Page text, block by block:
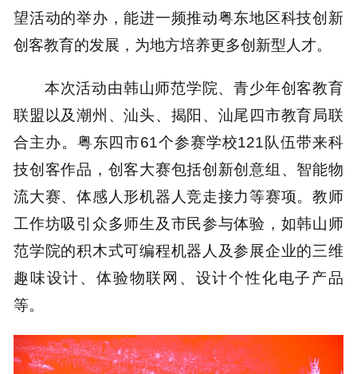
望活动的举办，能进一频推动粤东地区科技创新
创客教育的发展，为地方培养更多创新型人才。
本次活动由韩山师范学院、青少年创客教育
联盟以及潮州、汕头、揭阳、汕尾四市教育局联
合主办。粤东四市61个参赛学校121队伍带来科
技创客作品，创客大赛包括创新创意组、智能物
流大赛、体感人形机器人竞走接力等赛项。教师
工作坊吸引众多师生及市民参与体验，如韩山师
范学院的积木式可编程机器人及参展企业的三维
趣味设计、体验物联网、设计个性化电子产品
等。